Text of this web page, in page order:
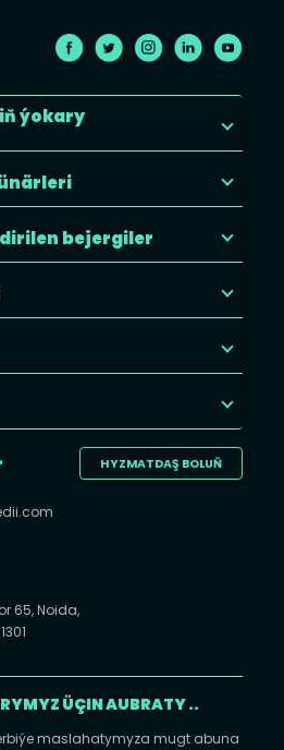
ýokary
bejergiler
HYZMATDAŞ BOLUŇ
65, Noida,
ÜÇIN AUBRATY ..
maslahatymyza mugt abuna